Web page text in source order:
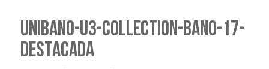
unibano-u3-collection-baño-17-
destacada